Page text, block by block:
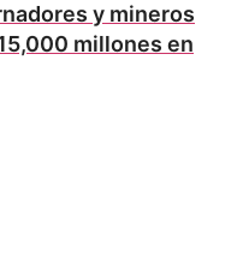
y mineros
millones en